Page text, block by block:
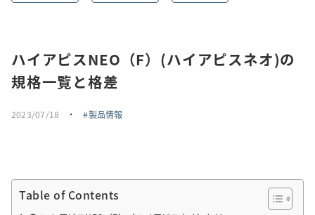
トピックス
お問い合わせ・エントリー
ハイアピスNEO（F）(ハイアピスネオ)の
規格一覧と格差
2023/07/18 ・ 製品情報
Table of Contents